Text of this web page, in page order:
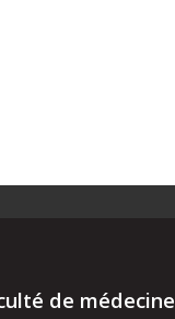
de médecine